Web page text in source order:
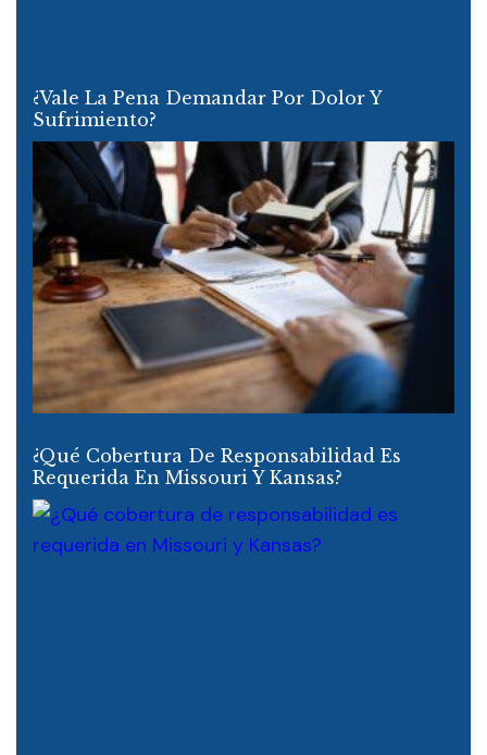
¿Vale La Pena Demandar Por Dolor Y
Sufrimiento?
¿Qué Cobertura De Responsabilidad Es
Requerida En Missouri Y Kansas?